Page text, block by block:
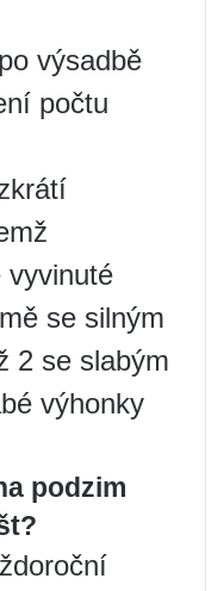
výsadbě
počtu
vyvinuté
se silným
2 se slabým
výhonky
podzim